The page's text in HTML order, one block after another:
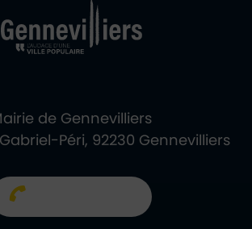
de Gennevilliers
Péri, 92230 Gennevilliers